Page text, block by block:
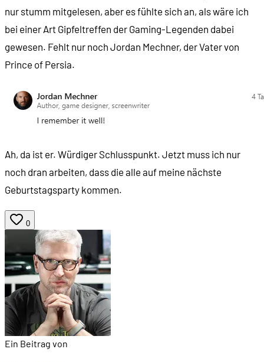
nur stumm mitgelesen, aber es fühlte sich an, als wäre ich
bei einer Art Gipfeltreffen der Gaming-Legenden dabei
gewesen. Fehlt nur noch Jordan Mechner, der Vater von
Prince of Persia.
Ah, da ist er. Würdiger Schlusspunkt. Jetzt muss ich nur
noch dran arbeiten, dass die alle auf meine nächste
Geburtstagsparty kommen.
0
Ein Beitrag von